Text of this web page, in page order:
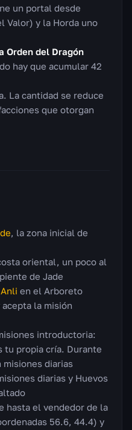
un portal desde
Valor) y la Horda uno
Orden del Dragón
hay que acumular 42
La cantidad se reduce
que otorgan
, la zona inicial de
oriental, un poco al
de Jade
en el Arboreto
la misión
introductoria:
tu propia cría. Durante
diarias
diarias y Huevos
hasta el vendedor de la
56.6, 44.4) y